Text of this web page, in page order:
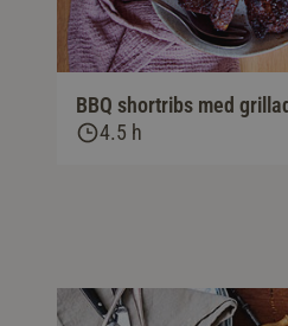
BBQ shortribs med
4.5 h